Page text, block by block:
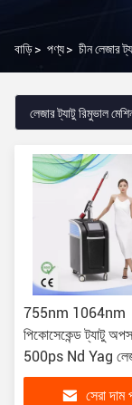
বাড়ি> পণ্য> চীন লেজার
লেজার ট্যাটু রিমুভাল
755nm 1064nm
পিকোসেকেন্ড ট্যাটু
500ps Nd Yag
সেরা দাম